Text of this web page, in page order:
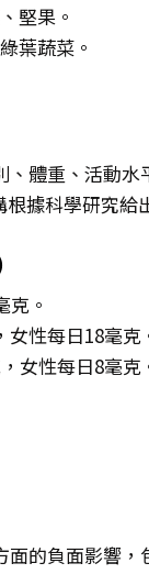
堅果。
葉蔬菜。
體重、活動
據科學研究給
克。
女性每日18毫克
女性每日8毫克
的負面影響，